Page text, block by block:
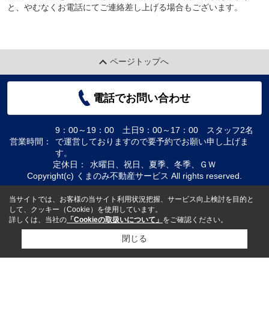
と、やむなくお電話にてご連絡差し上げる場合もございます。
ページトップへ
電話でお問い合わせ
営業時間：
9：00～19：00 土日9：00～17：00 スタッフ2名
で運営しておりますので要予約でお願い申し上げま
す。
定休日：
水曜日、祝日、夏季、冬季、ＧＷ
Copyright(c) くまのみ不動産サービス All rights reserved.
当サイトでは、お客様の当サイト利用状況把握、サービス向上検討を目的と
して、クッキー（Cookie）を使用しています。
詳しくは、当社の 「Cookieの取扱いについて」 をご確認ください。
閉じる